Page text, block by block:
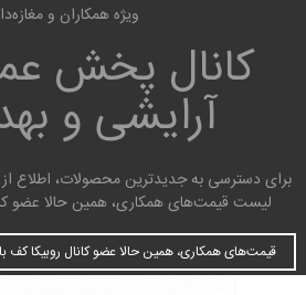
ویژه همکاران و
کانال پخش
آرایشی و
برای دسترسی به جدیدترین محصولات، اطلاع
لیست قیمت‌های همکاری، همین حالا عضو
قیمت‌های همکاری، همین حالا عضو کانال روبیکا کف